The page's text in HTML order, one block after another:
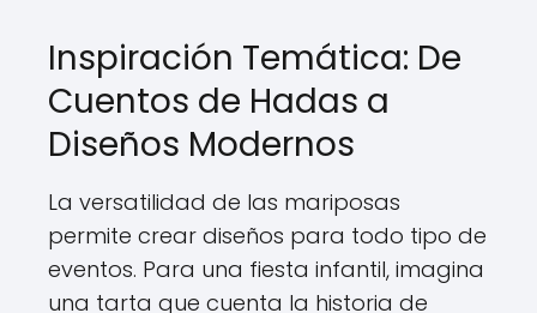
Inspiración Temática: De
Cuentos de Hadas a
Diseños Modernos
La versatilidad de las mariposas
permite crear diseños para todo tipo de
eventos. Para una fiesta infantil, imagina
una tarta que cuenta la historia de